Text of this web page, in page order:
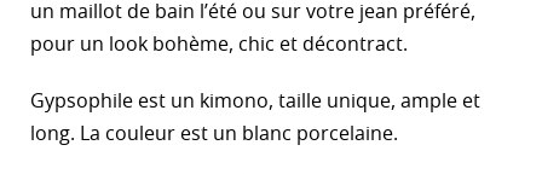
un maillot de bain l’été ou sur votre jean préféré,
pour un look bohème, chic et décontract.
Gypsophile est un kimono, taille unique, ample et
long. La couleur est un blanc porcelaine.